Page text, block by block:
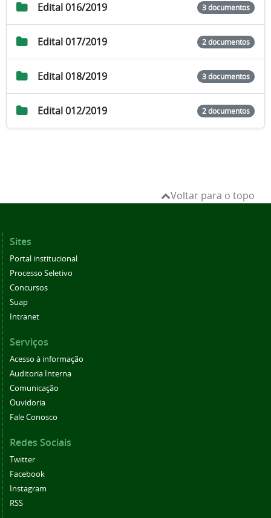
Edital 016/2019 3 documentos
Edital 017/2019 2 documentos
Edital 018/2019 3 documentos
Edital 012/2019 2 documentos
Voltar para o topo
Sites
Portal institucional
Processo Seletivo
Concursos
Suap
Intranet
Serviços
Acesso à informação
Auditoria Interna
Comunicação
Ouvidoria
Fale Conosco
Redes Sociais
Twitter
Facebook
Instagram
RSS